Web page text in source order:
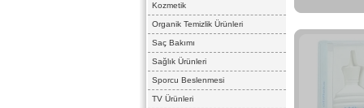
Kozmetik
Organik Temizlik Ürünleri
Saç Bakımı
Sağlık Ürünleri
Sporcu Beslenmesi
TV Ürünleri